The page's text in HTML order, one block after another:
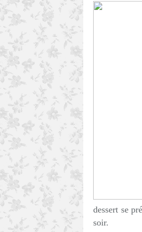
dessert se
soir.